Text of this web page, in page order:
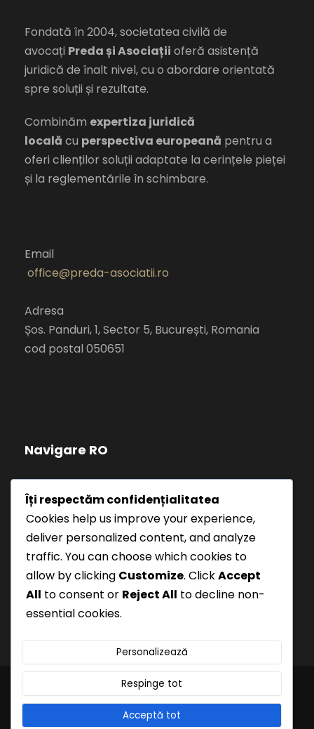
Fondată în 2004, societatea civilă de
avocați Preda și Asociații oferă asistență
juridică de înalt nivel, cu o abordare orientată
spre soluții și rezultate.
Combinăm expertiza juridică
locală cu perspectiva europeană pentru a
oferi clienților soluții adaptate la cerințele pieței
și la reglementările în schimbare.
Email
office@preda-asociatii.ro
Adresa
Șos. Panduri, 1, Sector 5, București, Romania
cod postal 050651
Navigare RO
Termeni și Condiții
© 2025 Preda și Asociații. Toate drepturile
rezervate.
Îți respectăm confidențialitatea
Cookies help us improve your experience,
deliver personalized content, and analyze
traffic. You can choose which cookies to
allow by clicking Customize. ClickAccept
All to consent or Reject All to decline non-
essential cookies.
Personalizează
Respinge tot
Acceptă tot